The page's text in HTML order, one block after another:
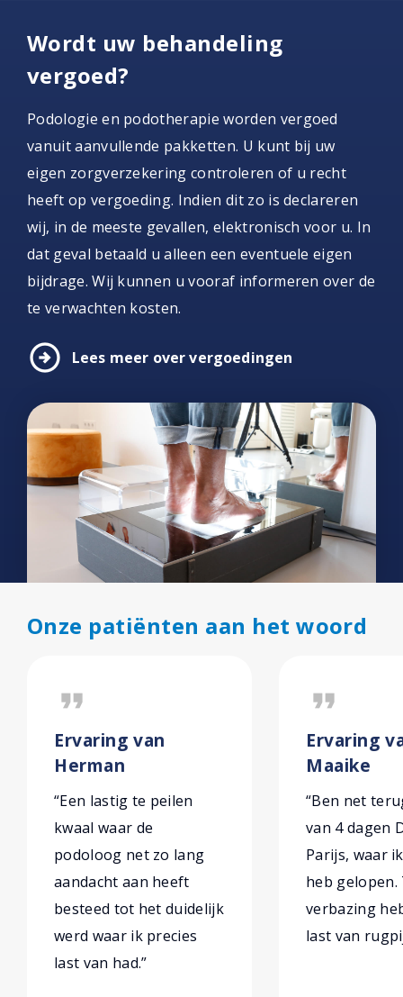
Wordt uw behandeling
vergoed?
Podologie en podotherapie worden vergoed
vanuit aanvullende pakketten. U kunt bij uw
eigen zorgverzekering controleren of u recht
heeft op vergoeding. Indien dit zo is declareren
wij, in de meeste gevallen, elektronisch voor u. In
dat geval betaald u alleen een eventuele eigen
bijdrage. Wij kunnen u vooraf informeren over de
te verwachten kosten.
arrow_circle_right Lees meer over vergoedingen
Onze patiënten aan het woord
format_quote
Ervaring van
Herman
“Een lastig te peilen
kwaal waar de
podoloog net zo lang
aandacht aan heeft
besteed tot het duidelijk
werd waar ik precies
last van had.”
format_quote
Ervaring
Maaike
“Ben net
van 4 dagen
Parijs, waar
heb
verbazing
last van